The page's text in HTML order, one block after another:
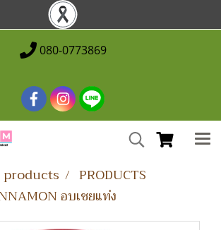
080-0773869
PRODUCTS
อบเชยแท่ง